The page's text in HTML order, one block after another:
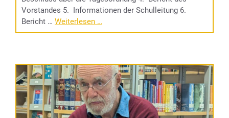
Vorstandes 5. Informationen der Schulleitung 6.
Bericht … Weiterlesen …